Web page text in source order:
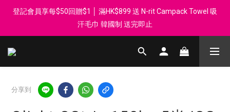
登記會員享每$50回贈$1 │ 滿HK$899 送 N-rit Campack Towel 吸
汗毛巾 韓國制 送完即止
登記會員享每$50回贈$1 │ 滿HK$899 送 N-rit Campack Towel 吸
汗毛巾 韓國制 送完即止
滿HK$60 郵局/智郵站 取件免運費 │ 滿HK$200 順豐門市/智能柜取
Whatsapp 98569349 │ 歡迎團體採購, 報價查詢, 接受採購卡
分享到